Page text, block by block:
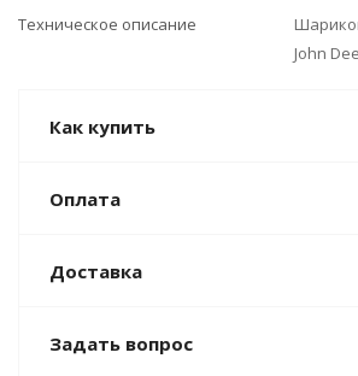
Техническое описание
John
Как купить
Оплата
Доставка
Задать вопрос